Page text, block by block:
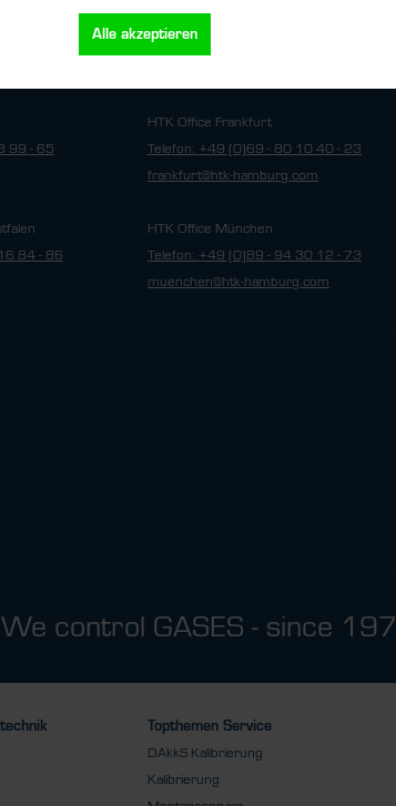
Cookie-Einstellungen
99 - 65
84 - 86
HTK Office Frankfurt
Telefon: +49 (0)69 - 80 10 40 - 23
frankfurt@htk-hamburg.com
HTK Office München
Telefon: +49 (0)89 - 94 30 12 - 73
muenchen@htk-hamburg.com
We control GASES - since
Topthemen Service
DAkkS Kalibrierung
Kalibrierung
Alle akzeptieren